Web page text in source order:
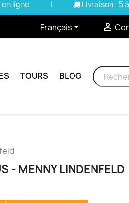
ligne | Livraison : 5
Français 
TOURS BLOG
- MENNY LINDENFELD